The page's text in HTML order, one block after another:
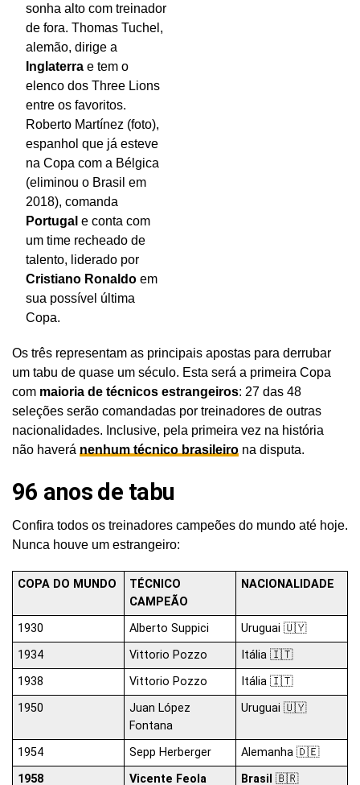
sonha alto com treinador
de fora. Thomas Tuchel,
alemão, dirige a
Inglaterrae tem o
elenco dos Three Lions
entre os favoritos.
Roberto Martínez (foto),
espanhol que já esteve
na Copa com a Bélgica
(eliminou o Brasil em
2018), comanda
Portugal e conta com
um time recheado de
talento, liderado por
Cristiano Ronaldoem
sua possível última
Copa.
Os três representam as principais apostas para derrubar
um tabu de quase um século. Esta será a primeira Copa
com maioria de técnicos estrangeiros: 27 das 48
seleções serão comandadas por treinadores de outras
nacionalidades. Inclusive, pela primeira vez na história
não haverá nenhum técnico brasileiro na disputa.
96 anos de tabu
Confira todos os treinadores campeões do mundo até hoje.
Nunca houve um estrangeiro:
COPA DO MUNDO
TÉCNICO
CAMPEÃO
NACIONALIDADE
1930 Alberto Suppici
Uruguai 🇺🇾
1934
Vittorio Pozzo
Itália 🇮🇹
1938
Vittorio Pozzo
Itália 🇮🇹
1950
Juan López
Fontana
Uruguai 🇺🇾
1954 Sepp Herberger
Alemanha 🇩🇪
1958
Vicente Feola Brasil 🇧🇷